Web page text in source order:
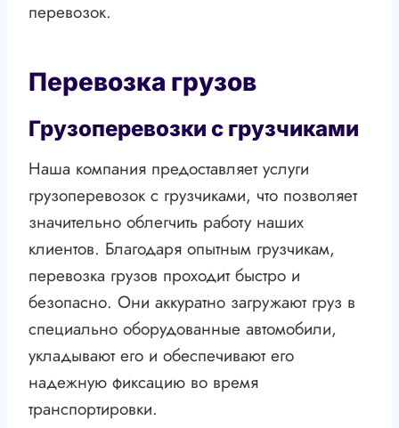
перевозок.
Перевозка грузов
Грузоперевозки с грузчиками
Наша компания предоставляет услуги
грузоперевозок с грузчиками, что позволяет
значительно облегчить работу наших
клиентов. Благодаря опытным грузчикам,
перевозка грузов проходит быстро и
безопасно. Они аккуратно загружают груз в
специально оборудованные автомобили,
укладывают его и обеспечивают его
надежную фиксацию во время
транспортировки.